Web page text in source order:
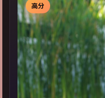
高分